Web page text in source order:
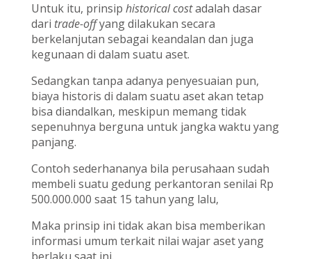
Untuk itu, prinsip historical costadalah dasar
dari trade-offyang dilakukan secara
berkelanjutan sebagai keandalan dan juga
kegunaan di dalam suatu aset.
Sedangkan tanpa adanya penyesuaian pun,
biaya historis di dalam suatu aset akan tetap
bisa diandalkan, meskipun memang tidak
sepenuhnya berguna untuk jangka waktu yang
panjang.
Contoh sederhananya bila perusahaan sudah
membeli suatu gedung perkantoran senilai Rp
500.000.000 saat 15 tahun yang lalu,
Maka prinsip ini tidak akan bisa memberikan
informasi umum terkait nilai wajar aset yang